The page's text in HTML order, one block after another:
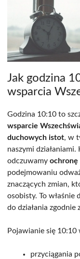
Jak godzina
wsparcia
Godzina 10:10 to
wsparcie
duchowych istot, w
naszymi
odczuwamy ochronę
podejmowaniu
znaczących zmian,
osobisty. To właśnie
do działania zgodnie
Pojawianie się 10:10
przyciągania